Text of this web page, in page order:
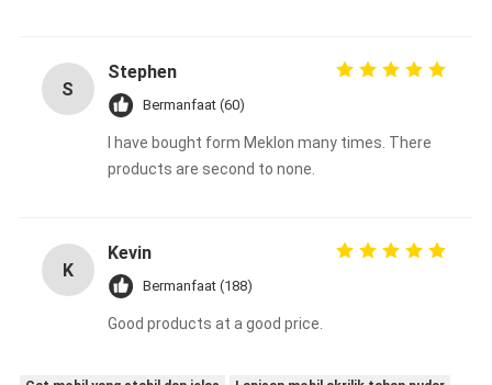
S
Stephen
Bermanfaat (60)
I have bought form Meklon many times. There
products are second to none.
K
Kevin
Bermanfaat (188)
Good products at a good price.